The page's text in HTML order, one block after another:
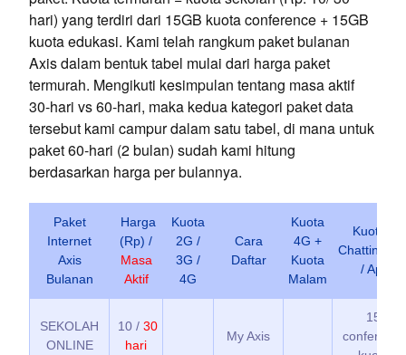
hari) yang terdiri dari 15GB kuota conference + 15GB
kuota edukasi. Kami telah rangkum paket bulanan
Axis dalam bentuk tabel mulai dari harga paket
termurah. Mengikuti kesimpulan tentang masa aktif
30-hari vs 60-hari, maka kedua kategori paket data
tersebut kami campur dalam satu tabel, di mana untuk
paket 60-hari (2 bulan) sudah kami hitung
berdasarkan harga per bulannya.
Paket
Internet
Axis
Bulanan
Harga
(Rp) /
Masa
Aktif
Kuota
2G /
3G /
4G
Cara
Daftar
Kuota
4G +
Kuota
Malam
Kuota
Chatting /
/ App /
SEKOLAH
ONLINE
10 / 30
hari
My Axis
15GB